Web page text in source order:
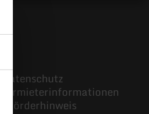
Datenschutz
Vermieterinformationen
Förderhinweis